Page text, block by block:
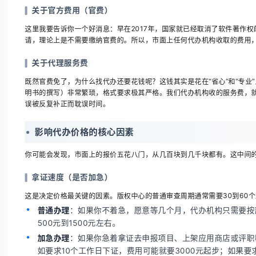
关于官方费用（官费）
这里我要告诉你一个好消息：早在2017年，国家就已经取消了软件著作
请，理论上是不需要缴纳官费的。所以，市面上任何代办机构收取的费用
关于代理服务费
既然官费免了，为什么找代办还要花钱呢？这钱其实是花在“省心”和“专业”
明书的撰写）非常繁琐，格式要求极其严格。我们代办机构收的服务费
误被反复补正而耽误时间。
影响代办价格的核心因素
你可能会发现，市面上的报价五花八门，从几百块到几千块都有。这中间
拿证速度（是否加急）
这是决定价格最关键的因素。版权中心的普通审查周期通常需要30到60个
普通办理 ：如果你不着急，愿意等几个月，代办机构只需要
500元到1500元左右。
加急办理 ：如果你急着拿证去申报项目、上架应用商店或评
如要求10个工作日下证，费用可能就要3000元起步；如果要